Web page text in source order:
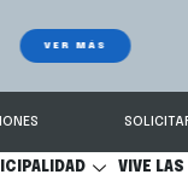
GPS Municipal –
Protegido
VIVE